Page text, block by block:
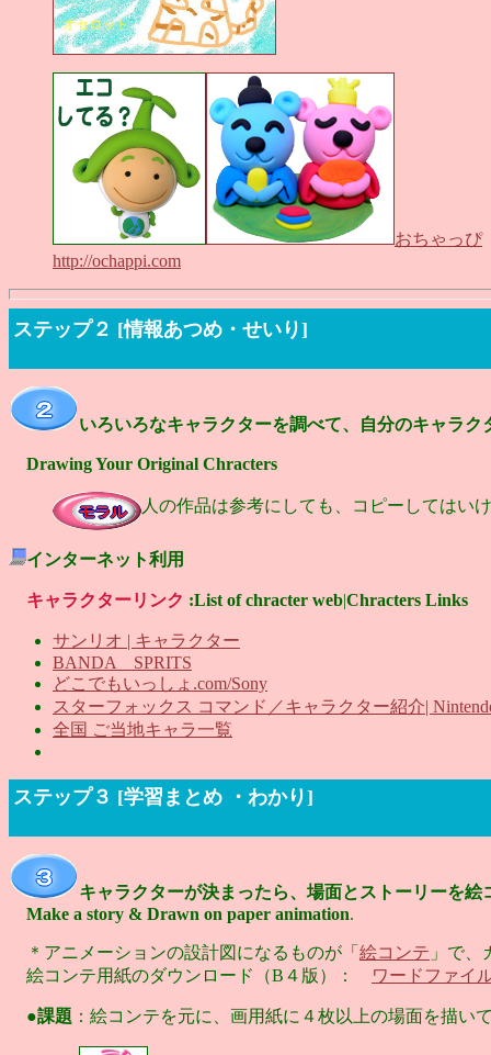
おちゃっぴ
http://ochappi.com
ステップ２ [情報あつめ・せいり]
いろいろなキャラクターを調べて、自分のキャラク
Drawing Your Original Chracters
人の作品は参考にしても、コピーしてはい
インターネット利用
キャラクターリンク :List of chracter web|Chracters Links
サンリオ | キャラクター
BANDA SPRITS
どこでもいっしょ.com/Sony
スターフォックス コマンド／キャラクター紹介|
全国 ご当地キャラ一覧
ステップ３ [学習まとめ ・わかり]
キャラクターが決まったら、場面とストーリーを絵
Make a story & Drawn on paper animation.
＊アニメーションの設計図になるものが「 絵コンテ 」で
絵コンテ用紙のダウンロード（B４版）：
ワードファイ
●課題 ：絵コンテを元に、画用紙に４枚以上の場面を描い